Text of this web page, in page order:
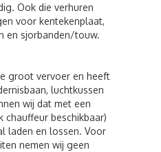
Ook die verhuren
voor kentekenplaat,
en sjorbanden/touw.
groot vervoer en heeft
luchtkussen
wij dat met een
chauffeur beschikbaar)
laden en lossen. Voor
nemen wij geen